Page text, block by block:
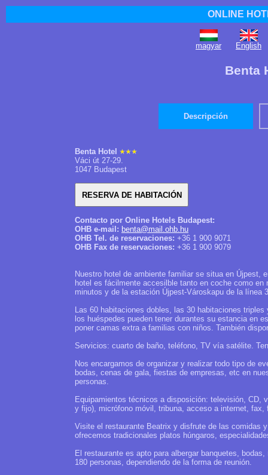
ONLINE
magyar English
Benta
Descripción
Benta Hotel
Váci út 27-29.
1047 Budapest
Contacto por Online Hotels Budapest:
OHB e-mail: benta@mail.ohb.hu
OHB Tel. de reservaciones: +36 1 900 9071
OHB Fax de reservaciones: +36 1 900 9079
Nuestro hotel de ambiente familiar se situa en Újpest,
hotel es fácilmente accesilble tanto en coche como
minutos y de la estación Újpest-Városkapu de la línea
Las 60 habitaciones dobles, las 30 habitaciones
los huéspedes pueden tener durantes su estancia en
poner camas extra a familias con niños. También
Servicios: cuarto de baño, teléfono, TV vía satélite.
Nos encargamos de organizar y realizar todo tipo de
bodas, cenas de gala, fiestas de empresas, etc en
personas.
Equipamientos técnicos a disposición: televisión, CD,
y fijo), micrófono móvil, tribuna, acceso a internet, fax,
Visite el restaurante Beatrix y disfrute de las comidas
ofrecemos tradicionales platos húngaros,
El restaurante es apto para albergar banquetes,
180 personas, dependiendo de la forma de reunión.